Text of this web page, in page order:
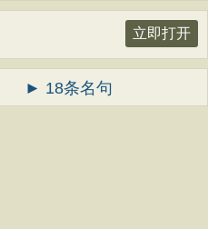
立即打开
► 18条名句